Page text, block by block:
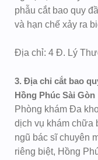
phẫu cắt bao quy
và hạn chế xảy ra
Địa chỉ: 4 Đ. Lý
3. Địa chỉ cắt bao
Hồng Phúc Sài Gòn
Phòng khám Đa
dịch vụ khám chữa
ngũ bác sĩ chuyên
riêng biệt, Hồng